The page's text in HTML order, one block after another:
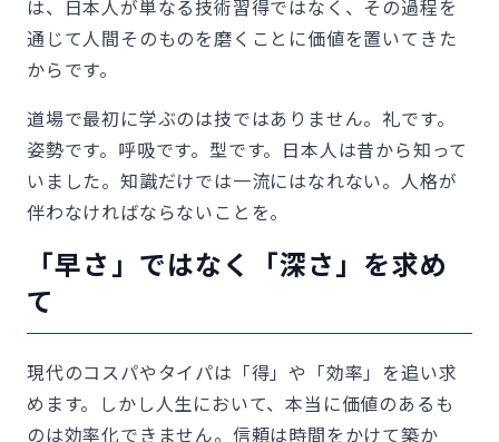
は、日本人が単なる技術習得ではなく、その過程を
通じて人間そのものを磨くことに価値を置いてきた
からです。
道場で最初に学ぶのは技ではありません。礼です。
姿勢です。呼吸です。型です。日本人は昔から知って
いました。知識だけでは一流にはなれない。人格が
伴わなければならないことを。
「早さ」ではなく「深さ」を求め
て
現代のコスパやタイパは「得」や「効率」を追い求
めます。しかし人生において、本当に価値のあるも
のは効率化できません。信頼は時間をかけて築か